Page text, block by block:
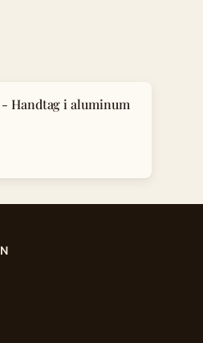
- Handtag i aluminum